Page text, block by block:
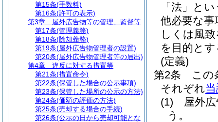
「法」と
他必要な
しくは風
を目的と
(定義)
第2条
この
それぞれ
(1)
屋外
う。
第15条(手数料)
第16条(許可の表示)
第3章
屋外広告物等の管理、監督等
第17条(管理義務)
第18条(除却義務)
第19条(屋外広告物管理者の設置)
第20条(屋外広告物管理者等の届出)
第4章
違反に対する措置等
第21条(措置命令)
第22条(保管した場合の公示事項)
第23条(保管した場所の公示の方法)
第24条(価額の評価の方法)
第25条(売却する場合の手続)
第26条(公示の日から売却可能とな